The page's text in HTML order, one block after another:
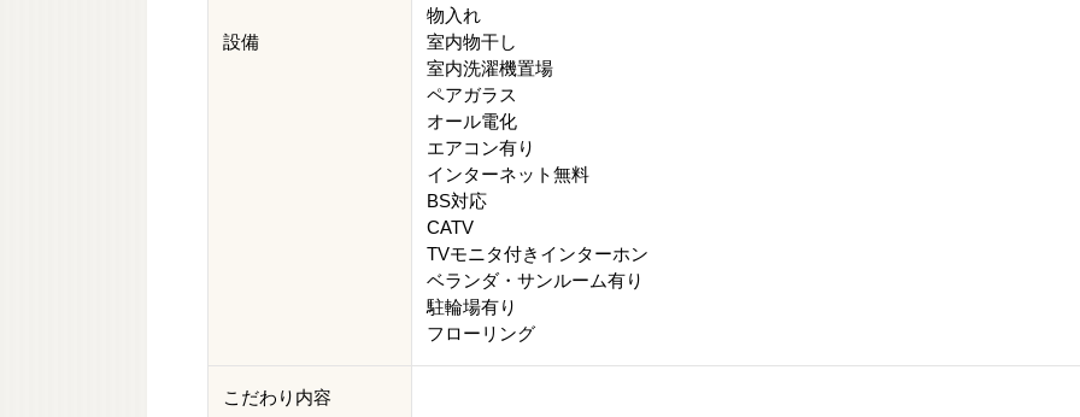
設備
物入れ
室内物干し
室内洗濯機置場
ペアガラス
オール電化
エアコン有り
インターネット無料
BS対応
CATV
TVモニタ付きインターホン
ベランダ・サンルーム有り
駐輪場有り
フローリング
こだわり内容